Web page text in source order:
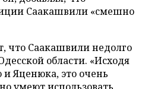
Саакашвили «смешно
что Саакашвили недолго
области. «Исходя
Яценюка, это очень